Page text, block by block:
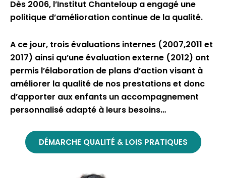
Dès 2006, l’Institut Chanteloup a engagé une
politique d’amélioration continue de la qualité.
A ce jour, trois évaluations internes (2007,2011 et
2017) ainsi qu’une évaluation externe (2012) ont
permis l’élaboration de plans d’action visant à
améliorer la qualité de nos prestations et donc
d’apporter aux enfants un accompagnement
personnalisé adapté à leurs besoins…
DÉMARCHE QUALITÉ & LOIS PRATIQUES